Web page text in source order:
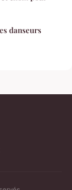
danseurs